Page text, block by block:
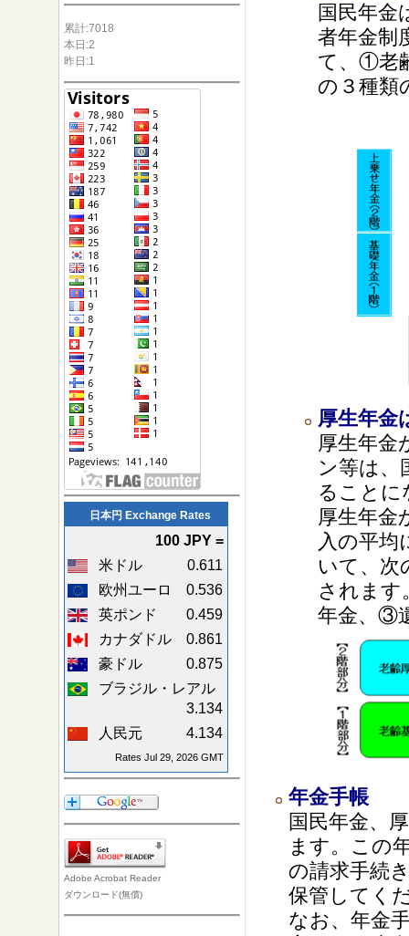
国民年金
者年金制
て、①老
の３種類
厚生年金
厚生年金
ン等は、
ることに
厚生年金
入の平均
いて、次
されま
年金、③
年金手帳
国民年金、
ます。この
の請求手続
保管してく
なお、年金
累計:7018
本日:2
昨日:1
日本円 Exchange Rates
100 JPY =
米ドル
0.611
欧州ユーロ
0.536
英ポンド
0.459
カナダドル
0.861
豪ドル
0.875
ブラジル・レアル
3.134
人民元
4.134
Rates Jul 29, 2026 GMT
Adobe Acrobat Reader
ダウンロード(無償)